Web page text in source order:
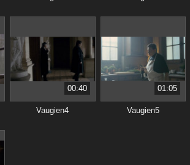
00:40
Vaugien4
01:05
Vaugien5